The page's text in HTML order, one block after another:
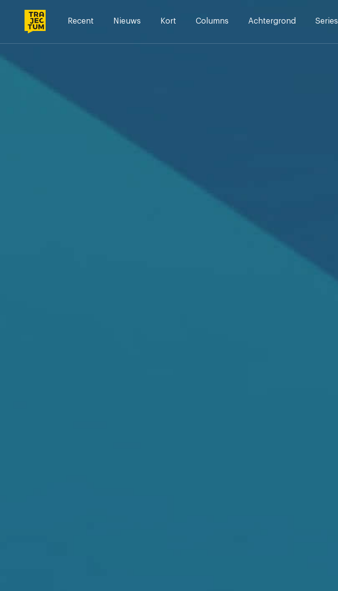
Recent Nieuws Kort Columns Achtergrond Series